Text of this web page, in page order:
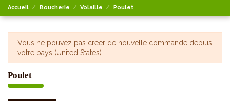
Accueil Boucherie Volaille Poulet
Vous ne pouvez pas créer de nouvelle commande depuis
votre pays (United States).
Poulet